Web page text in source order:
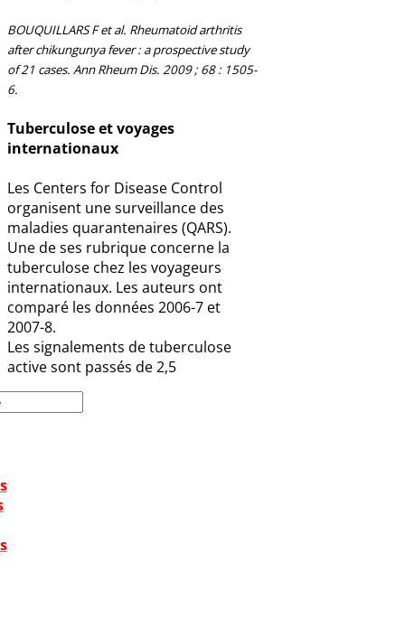
BOUQUILLARS F et al. Rheumatoid arthritis
after chikungunya fever : a prospective study
of 21 cases. Ann Rheum Dis. 2009 ; 68 : 1505-
6.
Tuberculose et voyages
internationaux
Les Centers for Disease Control
organisent une surveillance des
maladies quarantenaires (QARS).
Une de ses rubrique concerne la
tuberculose chez les voyageurs
internationaux. Les auteurs ont
comparé les données 2006-7 et
2007-8.
Les signalements de tuberculose
active sont passés de 2,5